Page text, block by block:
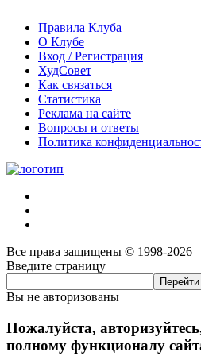
Правила Клуба
О Клубе
Вход / Регистрация
ХудСовет
Как связаться
Статистика
Реклама на сайте
Вопросы и ответы
Политика
Все права защищены © 1998-2026
Введите страницу
Вы не авторизованы
Пожалуйста,
полному функционалу